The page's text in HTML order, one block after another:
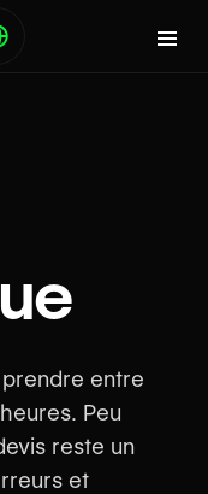
entre
Peu
reste un
et